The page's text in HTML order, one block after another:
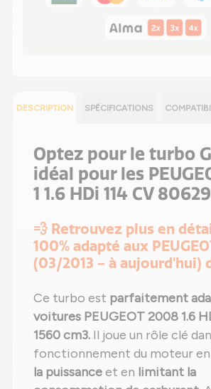
DESCRIPTION SPÉCIFICATIONS
Optez pour le turbo
idéal pour les
1 1.6 HDi 114 CV
💨 Retrouvez plus en
100% adapté aux
(03/2013 - à aujourd'hui)
Ce turbo est parfaitement
voitures PEUGEOT 2008 1.6
1560 cm3. Il joue un rôle clé
fonctionnement du moteur en
la puissanceet en limitant la